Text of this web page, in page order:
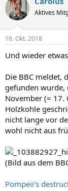
Aktives
16. Okt. 2018
Und wieder
Die BBC meldet,
gefunden wurde,
November (=
Holzkohle
nicht lange vor
wohl nicht aus
(Bild aus dem
Pompeii's